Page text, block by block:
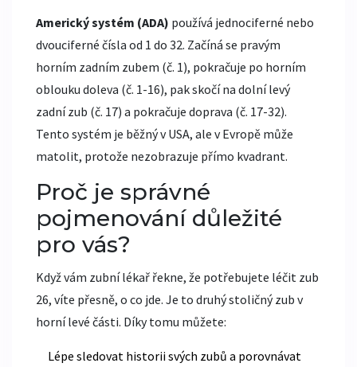
Americký systém (ADA) používá jednociferné nebo
dvouciferné čísla od 1 do 32. Začíná se pravým
horním zadním zubem (č. 1), pokračuje po horním
oblouku doleva (č. 1-16), pak skočí na dolní levý
zadní zub (č. 17) a pokračuje doprava (č. 17-32).
Tento systém je běžný v USA, ale v Evropě může
matolit, protože nezobrazuje přímo kvadrant.
Proč je správné
pojmenování důležité
pro vás?
Když vám zubní lékař řekne, že potřebujete léčit zub
26, víte přesně, o co jde. Je to druhý stoličný zub v
horní levé části. Díky tomu můžete:
Lépe sledovat historii svých zubů a porovnávat